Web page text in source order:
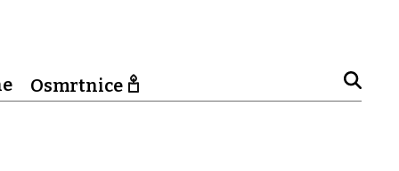
Osmrtnice